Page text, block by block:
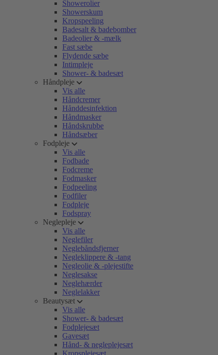
Showerolier
Showerskum
Kropspeeling
Badesalt & badebomber
Badeolier & -mælk
Fast sæbe
Flydende sæbe
Intimpleje
Shower- & badesæt
Håndpleje
Vis alle
Håndcremer
Hånddesinfektion
Håndmasker
Håndskrubbe
Håndsæber
Fodpleje
Vis alle
Fodbade
Fodcreme
Fodmasker
Fodpeeling
Fodfiler
Fodpleje
Fodspray
Neglepleje
Vis alle
Neglefiler
Neglebåndsfjerner
Negleklippere & -tang
Negleolie & -plejestifte
Neglesakse
Neglehærder
Neglelakker
Beautysæt
Vis alle
Shower- & badesæt
Fodplejesæt
Gavesæt
Hånd- & negleplejesæt
Kropsplejesæt